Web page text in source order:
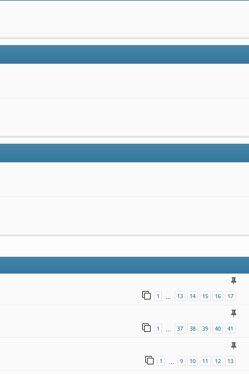
1 … 13 14 15 16 17
1 … 37 38 39 40 41
1 … 9 10 11 12 13